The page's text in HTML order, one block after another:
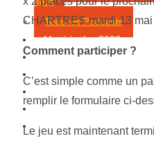
2025
Tous les Podcasts
Municipales 2026
Jeux
Partenaires
Contact
CHARTRES mardi 13 mai
Comment participer ?
C’est simple comme un
remplir le formulaire ci-
Le jeu est maintenant